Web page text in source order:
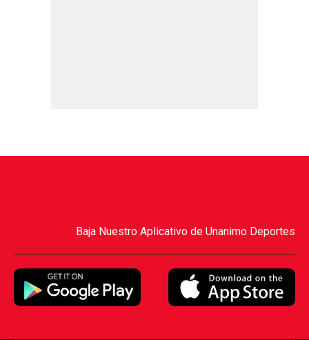
Baja Nuestro Aplicativo de Unanimo Deportes